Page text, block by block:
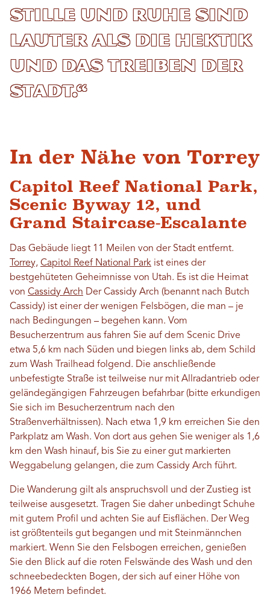
Stille und Ruhe sind
lauter als die Hektik
und das Treiben der
Stadt.“
In der Nähe von Torrey
Capitol Reef National Park,
Scenic Byway 12, und
Grand Staircase-Escalante
Das Gebäude liegt 11 Meilen von der Stadt entfernt.
Torrey, Capitol Reef National Park ist eines der
bestgehüteten Geheimnisse von Utah. Es ist die Heimat
von Cassidy Arch Der Cassidy Arch (benannt nach Butch
Cassidy) ist einer der wenigen Felsbögen, die man – je
nach Bedingungen – begehen kann. Vom
Besucherzentrum aus fahren Sie auf dem Scenic Drive
etwa 5,6 km nach Süden und biegen links ab, dem Schild
zum Wash Trailhead folgend. Die anschließende
unbefestigte Straße ist teilweise nur mit Allradantrieb oder
geländegängigen Fahrzeugen befahrbar (bitte erkundigen
Sie sich im Besucherzentrum nach den
Straßenverhältnissen). Nach etwa 1,9 km erreichen Sie den
Parkplatz am Wash. Von dort aus gehen Sie weniger als 1,6
km den Wash hinauf, bis Sie zu einer gut markierten
Weggabelung gelangen, die zum Cassidy Arch führt.
Die Wanderung gilt als anspruchsvoll und der Zustieg ist
teilweise ausgesetzt. Tragen Sie daher unbedingt Schuhe
mit gutem Profil und achten Sie auf Eisflächen. Der Weg
ist größtenteils gut begangen und mit Steinmännchen
markiert. Wenn Sie den Felsbogen erreichen, genießen
Sie den Blick auf die roten Felswände des Wash und den
schneebedeckten Bogen, der sich auf einer Höhe von
1966 Metern befindet.